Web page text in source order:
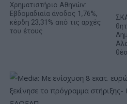
Χρηματιστήριο Αθηνών:
Εβδομαδιαία άνοδος 1,76%,
κέρδη 23,31% από τις αρχές
του έτους